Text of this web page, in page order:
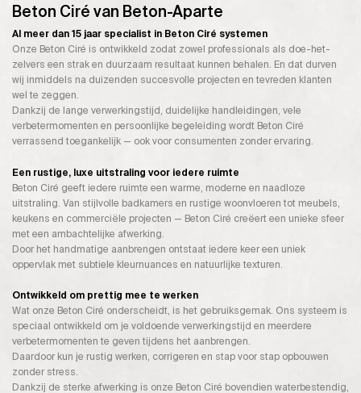
Beton Ciré van Beton-Aparte
Al meer dan 15 jaar specialist in Beton Ciré systemen
Onze Beton Ciré is ontwikkeld zodat zowel professionals als doe-het-
zelvers een strak en duurzaam resultaat kunnen behalen. En dat durven
wij inmiddels na duizenden succesvolle projecten en tevreden klanten
wel te zeggen.
Dankzij de lange verwerkingstijd, duidelijke handleidingen, vele
verbetermomenten en persoonlijke begeleiding wordt Beton Ciré
verrassend toegankelijk — ook voor consumenten zonder ervaring.
Een rustige, luxe uitstraling voor iedere ruimte
Beton Ciré geeft iedere ruimte een warme, moderne en naadloze
uitstraling. Van stijlvolle badkamers en rustige woonvloeren tot meubels,
keukens en commerciële projecten — Beton Ciré creëert een unieke sfeer
met een ambachtelijke afwerking.
Door het handmatige aanbrengen ontstaat iedere keer een uniek
oppervlak met subtiele kleurnuances en natuurlijke texturen.
Ontwikkeld om prettig mee te werken
Wat onze Beton Ciré onderscheidt, is het gebruiksgemak. Ons systeem is
speciaal ontwikkeld om je voldoende verwerkingstijd en meerdere
verbetermomenten te geven tijdens het aanbrengen.
Daardoor kun je rustig werken, corrigeren en stap voor stap opbouwen
zonder stress.
Dankzij de sterke afwerking is onze Beton Ciré bovendien waterbestendig,